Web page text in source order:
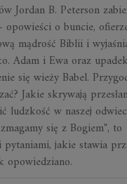
Jordan B. Peterson
o buncie,
mądrość Biblii i
Adam i Ewa oraz upadek
się wieży Babel.
Jakie skrywają
ludzkość w naszej
się z Bogiem", to
jakie stawia
opowiedziano.